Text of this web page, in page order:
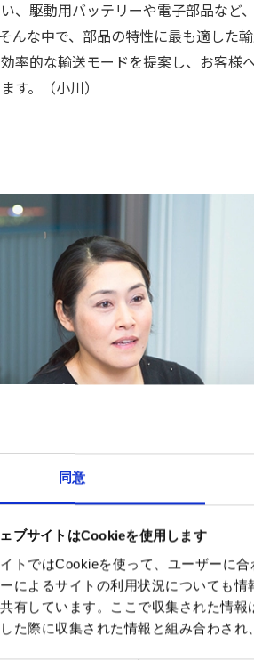
同意
ブサイトはCookieを使用します
トではCookieを使って、ユーザーに
によるサイトの利用状況についても
有しています。ここで収集された情
た際に収集された情報と組み合わさ
、駆動用バッテリーや電子部品など
んな中で、部品の特性に最も適した
率的な輸送モードを提案し、お客様
す。（小川）